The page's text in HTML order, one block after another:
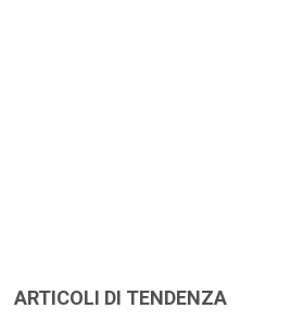
ARTICOLI DI TENDENZA